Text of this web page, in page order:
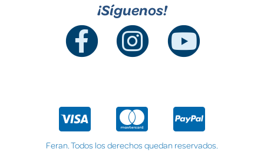
¡Síguenos!
Feran. Todos los derechos quedan reservados.